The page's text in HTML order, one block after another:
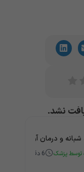
نشد.
شبانه و درمان آن +
توسط پزشک 6 دقیقه